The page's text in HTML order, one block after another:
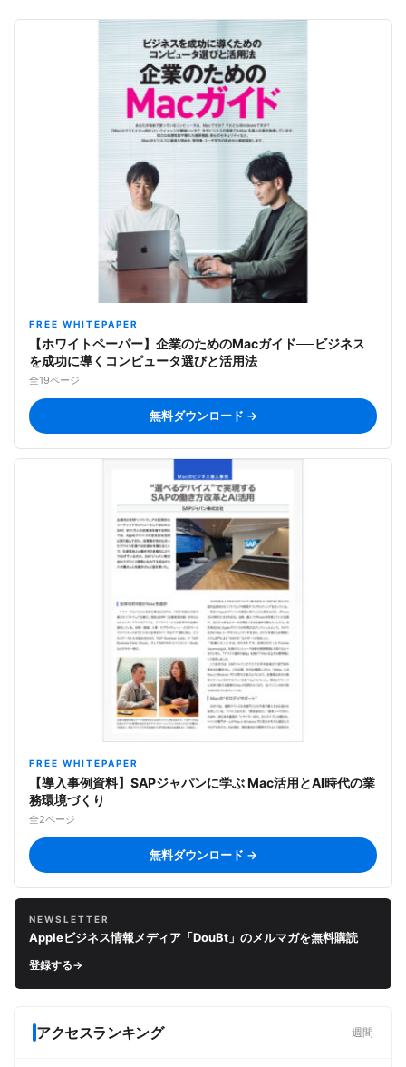
FREE WHITEPAPER
【ホワイトペーパー】企業のためのMacガイド──ビジネス
を成功に導くコンピュータ選びと活用法
全19ページ
無料ダウンロード →
FREE WHITEPAPER
【導入事例資料】SAPジャパンに学ぶ Mac活用とAI時代の業
務環境づくり
全2ページ
無料ダウンロード →
NEWSLETTER
Appleビジネス情報メディア「DouBt」のメルマガを無料購読
登録する→
アクセスランキング 週間